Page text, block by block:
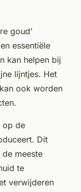
goud’
essentiële
kan helpen bij
lijntjes. Het
ook worden
op de
Dit
meeste
te
verwijderen